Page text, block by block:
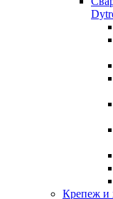
Крепеж и